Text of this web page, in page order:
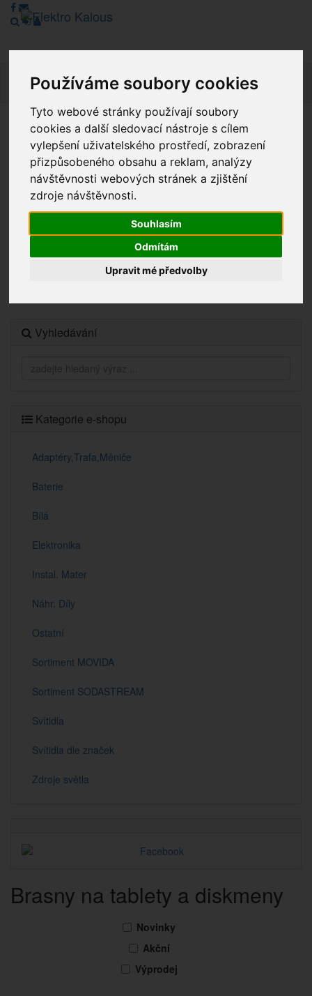
Používáme soubory cookies
Tyto webové stránky používají soubory
cookies a další sledovací nástroje s cílem
vylepšení uživatelského prostředí, zobrazení
přizpůsobeného obsahu a reklam, analýzy
návštěvnosti webových stránek a zjištění
zdroje návštěvnosti.
Souhlasím
Odmítám
Upravit mé předvolby
Vážení zákazníci, v tuto chvíli je Náš internetový obchod v
režimu Katalogu. Objednávky on-line nyní nelze vyřídit.
Děkujeme za pochopení.
Vyhledávání
Kategorie e-shopu
Adaptéry,Trafa,Měniče
Baterie
Bílá
Elektronika
Instal. Mater
Náhr. Díly
Ostatní
Sortiment MOVIDA
Sortiment SODASTREAM
Svítidla
Svítidla dle značek
Zdroje světla
Brasny na tablety a diskmeny
Novinky
Akční
Výprodej